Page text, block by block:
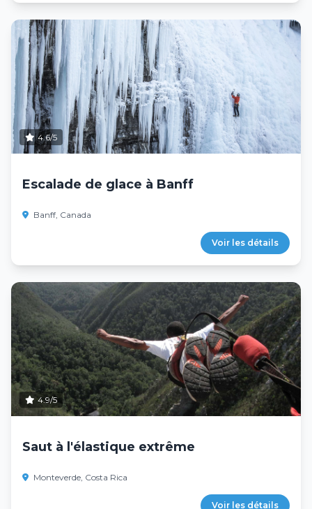
4.6/5
Escalade de glace à Banff
Banff, Canada
Voir les détails
4.9/5
Saut à l'élastique extrême
Monteverde, Costa Rica
Voir les détails